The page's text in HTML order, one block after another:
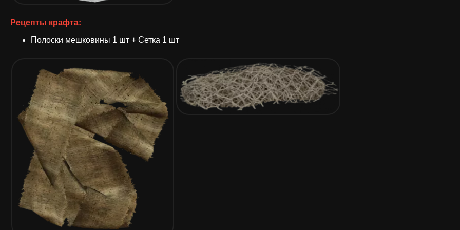
Рецепты крафта:
Полоски мешковины 1 шт + Сетка 1 шт